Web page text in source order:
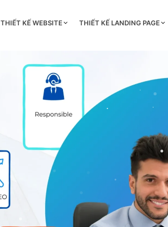
THIẾT KẾ WEBSITE THIẾT KẾ LANDING PAGE